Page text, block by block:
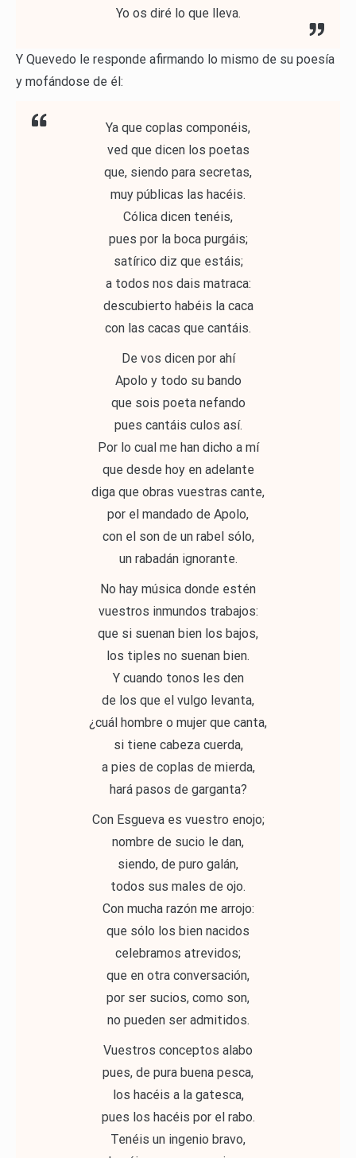
Yo os diré lo que lleva.
Y Quevedo le responde afirmando lo mismo de su poesía
y mofándose de él:
Ya que coplas componéis,
ved que dicen los poetas
que, siendo para secretas,
muy públicas las hacéis.
Cólica dicen tenéis,
pues por la boca purgáis;
satírico diz que estáis;
a todos nos dais matraca:
descubierto habéis la caca
con las cacas que cantáis.
De vos dicen por ahí
Apolo y todo su bando
que sois poeta nefando
pues cantáis culos así.
Por lo cual me han dicho a mí
que desde hoy en adelante
diga que obras vuestras cante,
por el mandado de Apolo,
con el son de un rabel sólo,
un rabadán ignorante.
No hay música donde estén
vuestros inmundos trabajos:
que si suenan bien los bajos,
los tiples no suenan bien.
Y cuando tonos les den
de los que el vulgo levanta,
¿cuál hombre o mujer que canta,
si tiene cabeza cuerda,
a pies de coplas de mierda,
hará pasos de garganta?
Con Esgueva es vuestro enojo;
nombre de sucio le dan,
siendo, de puro galán,
todos sus males de ojo.
Con mucha razón me arrojo:
que sólo los bien nacidos
celebramos atrevidos;
que en otra conversación,
por ser sucios, como son,
no pueden ser admitidos.
Vuestros conceptos alabo
pues, de pura buena pesca,
los hacéis a la gatesca,
pues los hacéis por el rabo.
Tenéis un ingenio bravo,